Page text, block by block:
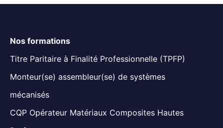
Nos formations
Titre Paritaire à Finalité Professionnelle (TPFP)
Monteur(se) assembleur(se) de systèmes
mécanisés
CQP Opérateur Matériaux Composites Hautes